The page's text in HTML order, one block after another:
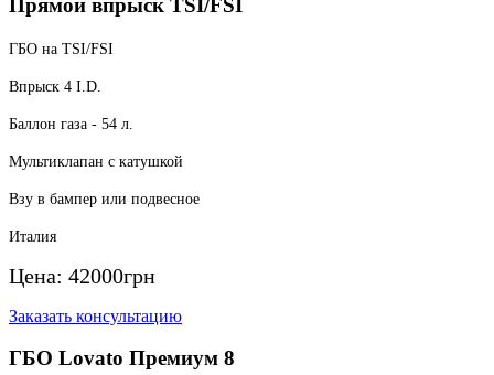
Прямой впрыск TSI/FSI
ГБО на TSI/FSI
Впрыск 4 I.D.
Баллон газа - 54 л.
Мультиклапан с катушкой
Взу в бампер или подвесное
Италия
Цена: 42000грн
Заказать консультацию
ГБО Lovato Премиум 8